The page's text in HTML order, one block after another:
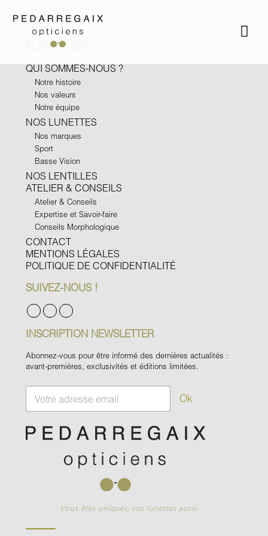
PLAN DU SITE
QUI SOMMES-NOUS ?
Notre histoire
Nos valeurs
Notre équipe
NOS LUNETTES
Nos marques
Sport
Basse Vision
NOS LENTILLES
ATELIER & CONSEILS
Atelier & Conseils
Expertise et Savoir-faire
Conseils Morphologique
CONTACT
MENTIONS LÉGALES
POLITIQUE DE CONFIDENTIALITÉ
SUIVEZ-NOUS !
INSCRIPTION NEWSLETTER
Abonnez-vous pour être informé des dernières actualités :
avant-premières, exclusivités et éditions limitées.
E
a
i
Ok
Vous êtes uniques, vos lunettes aussi